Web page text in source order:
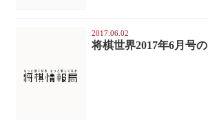
2017.06.02
将棋世界2017年6月号